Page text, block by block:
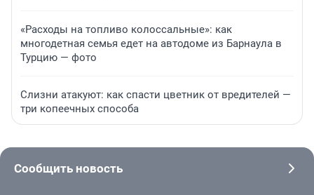
«Расходы на топливо колоссальные»: как
многодетная семья едет на автодоме из Барнаула в
Турцию — фото
Слизни атакуют: как спасти цветник от вредителей —
три копеечных способа
Сообщить новость